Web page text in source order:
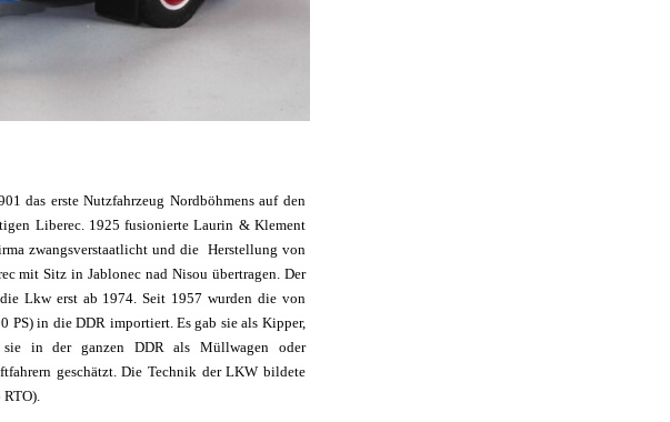
das erste Nutzfahrzeug Nordböhmens auf den
Liberec. 1925 fusionierte Laurin & Klement
zwangsverstaatlicht und die Herstellung von
mit Sitz in Jablonec nad Nisou übertragen. Der
Lkw erst ab 1974. Seit 1957 wurden die von
PS) in die DDR importiert. Es gab sie als Kipper,
sie in der ganzen DDR als Müllwagen oder
geschätzt. Die Technik der LKW bildete
RTO).